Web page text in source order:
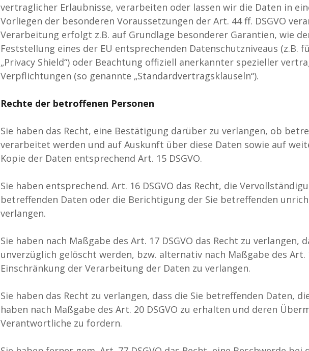
vertraglicher Erlaubnisse, verarbeiten oder lassen wir die Daten in
Vorliegen der besonderen Voraussetzungen der Art. 44 ff. DSGVO
Verarbeitung erfolgt z.B. auf Grundlage besonderer Garantien, wie
Feststellung eines der EU entsprechenden Datenschutzniveaus (z.B.
„Privacy Shield“) oder Beachtung offiziell anerkannter spezieller
Verpflichtungen (so genannte „Standardvertragsklauseln“).
Rechte der betroffenen Personen
Sie haben das Recht, eine Bestätigung darüber zu verlangen, ob
verarbeitet werden und auf Auskunft über diese Daten sowie auf
Kopie der Daten entsprechend Art. 15 DSGVO.
Sie haben entsprechend. Art. 16 DSGVO das Recht, die
betreffenden Daten oder die Berichtigung der Sie betreffenden
verlangen.
Sie haben nach Maßgabe des Art. 17 DSGVO das Recht zu verlangen,
unverzüglich gelöscht werden, bzw. alternativ nach Maßgabe des Art.
Einschränkung der Verarbeitung der Daten zu verlangen.
Sie haben das Recht zu verlangen, dass die Sie betreffenden Daten,
haben nach Maßgabe des Art. 20 DSGVO zu erhalten und deren
Verantwortliche zu fordern.